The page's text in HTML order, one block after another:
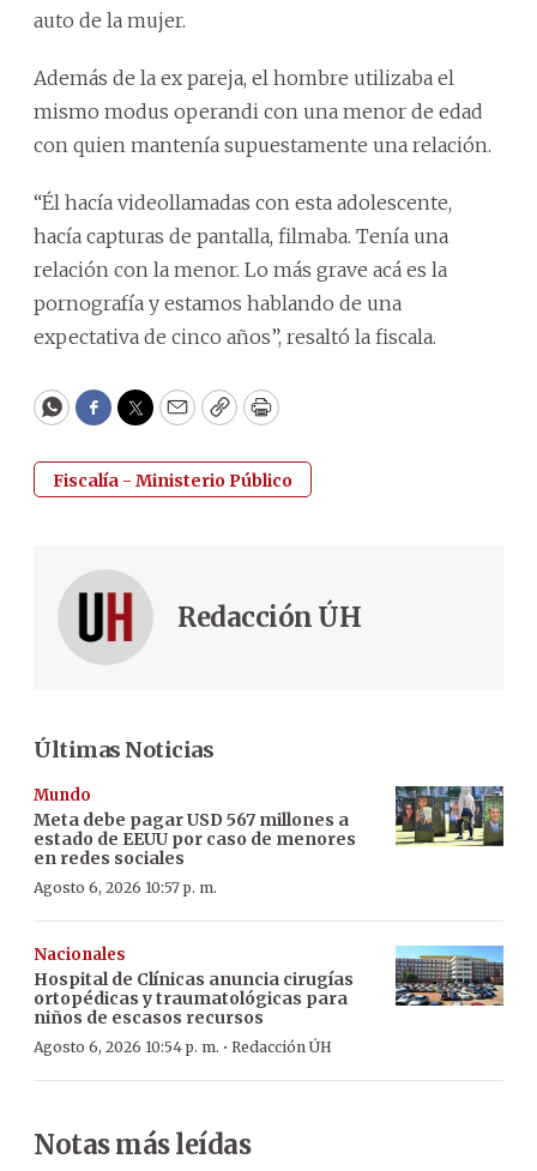
auto de la mujer.
Además de la ex pareja, el hombre utilizaba el
mismo modus operandi con una menor de edad
con quien mantenía supuestamente una relación.
“Él hacía videollamadas con esta adolescente,
hacía capturas de pantalla, filmaba. Tenía una
relación con la menor. Lo más grave acá es la
pornografía y estamos hablando de una
expectativa de cinco años”, resaltó la fiscala.
WhatsApp
Facebook
Twitter
EmailCopyPrint
Fiscalía - Ministerio Público
Redacción ÚH
Últimas Noticias
Mundo
Meta debe pagar USD 567 millones a
estado de EEUU por caso de menores
en redes sociales
Agosto 6, 2026 10:57 p. m.
Nacionales
Hospital de Clínicas anuncia cirugías
ortopédicas y traumatológicas para
niños de escasos recursos
Agosto 6, 2026 10:54 p. m. · Redacción ÚH
Notas más leídas